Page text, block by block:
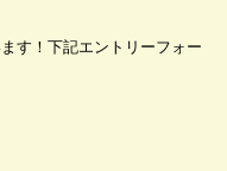
す！下記エントリーフォー